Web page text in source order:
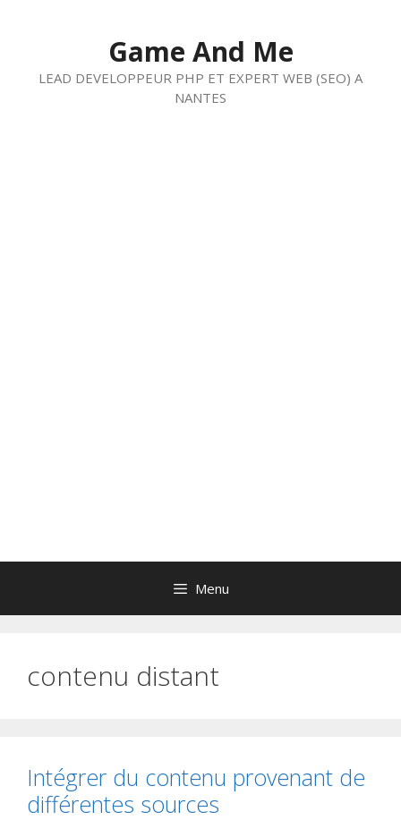
Game And Me
LEAD DEVELOPPEUR PHP ET EXPERT WEB (SEO) A
NANTES
Menu
contenu distant
Intégrer du contenu provenant de
différentes sources